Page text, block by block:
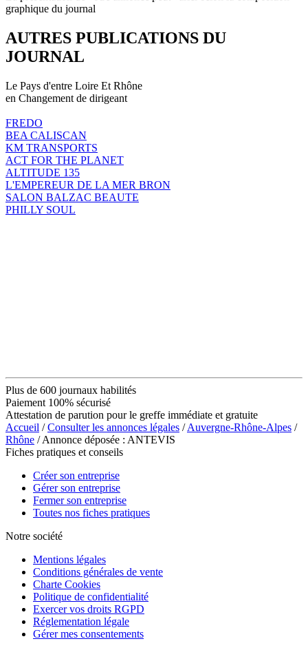
graphique du journal
AUTRES PUBLICATIONS DU
JOURNAL
Le Pays d'entre Loire Et Rhône
en Changement de dirigeant
FREDO
BEA CALISCAN
KM TRANSPORTS
ACT FOR THE PLANET
ALTITUDE 135
L'EMPEREUR DE LA MER BRON
SALON BALZAC BEAUTE
PHILLY SOUL
Plus de 600 journaux habilités
Paiement 100% sécurisé
Attestation de parution pour le greffe immédiate et gratuite
Accueil /Consulter les annonces légales /Auvergne-Rhône-Alpes /
Rhône / Annonce déposée : ANTEVIS
Fiches pratiques et conseils
Créer son entreprise
Gérer son entreprise
Fermer son entreprise
Toutes nos fiches pratiques
Notre société
Mentions légales
Conditions générales de vente
Charte Cookies
Politique de confidentialité
Exercer vos droits RGPD
Réglementation légale
Gérer mes consentements